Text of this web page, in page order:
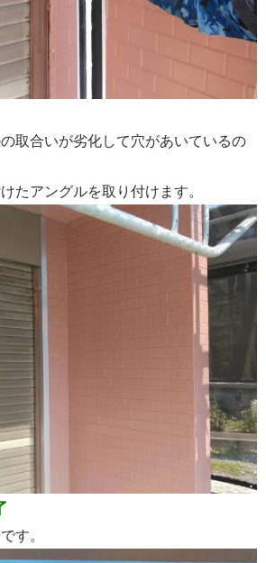
取合いが劣化して穴があいているの
たアングルを取り付けます。
す。